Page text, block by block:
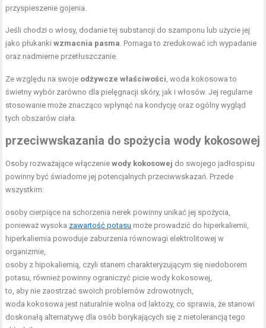
przyspieszenie gojenia.
Jeśli chodzi o włosy, dodanie tej substancji do szamponu lub użycie jej
jako płukankiwzmacnia pasma. Pomaga to zredukować ich wypadanie
oraz nadmierne przetłuszczanie.
Ze względu na swoje odżywcze właściwości, woda kokosowa to
świetny wybór zarówno dla pielęgnacji skóry, jak i włosów. Jej regularne
stosowanie może znacząco wpłynąć na kondycję oraz ogólny wygląd
tych obszarów ciała.
przeciwwskazania do spożycia wody kokosowej
Osoby rozważające włączeniewody kokosowej do swojego jadłospisu
powinny być świadome jej potencjalnych przeciwwskazań. Przede
wszystkim:
osoby cierpiące na schorzenia nerek powinny unikać jej spożycia,
ponieważ wysoka zawartość potasu może prowadzić do hiperkaliemii,
hiperkaliemia powoduje zaburzenia równowagi elektrolitowej w
organizmie,
osoby z hipokaliemią, czyli stanem charakteryzującym się niedoborem
potasu, również powinny ograniczyć picie wody kokosowej,
to, aby nie zaostrzać swoich problemów zdrowotnych,
woda kokosowa jest naturalnie wolna od laktozy, co sprawia, że stanowi
doskonałą alternatywę dla osób borykających się z nietolerancją tego